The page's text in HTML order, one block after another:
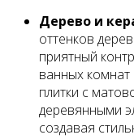
Дерево и
оттенков
приятный
ванных комнат
плитки с
деревянными
создавая